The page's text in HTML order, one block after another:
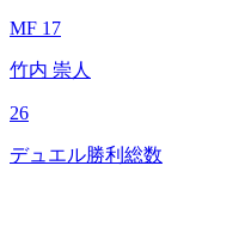
MF 17
竹内 崇人
26
デュエル勝利総数